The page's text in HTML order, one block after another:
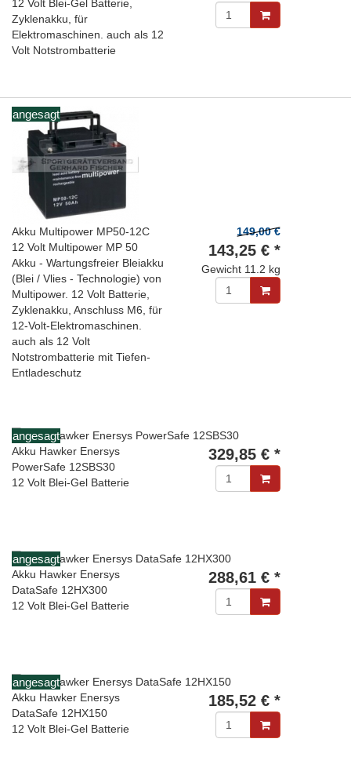
12 Volt Blei-Gel Batterie,
Zyklenakku, für
Elektromaschinen. auch als 12
Volt Notstrombatterie
angesagt
Akku Multipower MP50-12C
12 Volt Multipower MP 50
Akku - Wartungsfreier Bleiakku
(Blei / Vlies - Technologie) von
Multipower. 12 Volt Batterie,
Zyklenakku, Anschluss M6, für
12-Volt-Elektromaschinen.
auch als 12 Volt
Notstrombatterie mit Tiefen-
Entladeschutz
149,00 €
143,25 € *
Gewicht 11.2 kg
angesagt
Akku Hawker Enersys
PowerSafe 12SBS30
12 Volt Blei-Gel Batterie
329,85 € *
angesagt
Akku Hawker Enersys
DataSafe 12HX300
12 Volt Blei-Gel Batterie
288,61 € *
angesagt
Akku Hawker Enersys
DataSafe 12HX150
12 Volt Blei-Gel Batterie
185,52 € *